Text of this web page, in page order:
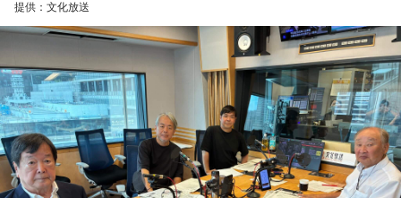
CLAPPER / club JOULE / club vijon / CONPASS / DROP / FANJ
twice / FootRock&BEERS / hillsパン工場 / JANUS / OSAKA
MUSE / OSAKA RUIDO / Pangea / soma / SUNHALL /
VARON / なんばHatch（10日のみ）
●チケット：
3DAYS PASS（全会場共通3日間通し券） ￥12,000
SATURDAY/SUNDAY/MONDAY PASS（全会場共通・各日1日
川和高校野球部監督の平野先生に週一回コメントを貰ってい
た野球ノートは今でも毎日記入して日々の練習の質の向上に
役立っています。
13．入団テストでは1球ごとに『今の球はどうでしたか？』
と確認していたそうですが、プロに入って、自分の感覚と実
際のデータがいちばん違っていた球はありますか？
いたときに基本的な事項の知識は相当、あったわけです。知
識があることが総理大臣の条件だとは言いません。でもそれ
のない人がなったなら、もう少し人の話を聴くべきではない
か、という気がします」
青木「初の女性総理で、近年多かった世襲でもない。外務大
臣や財務大臣の経験もない。裏を返せば旧来型の政治の文脈
の中とは違うかたちで出てきたと。肯定的にとらえている人
提供：文化放送